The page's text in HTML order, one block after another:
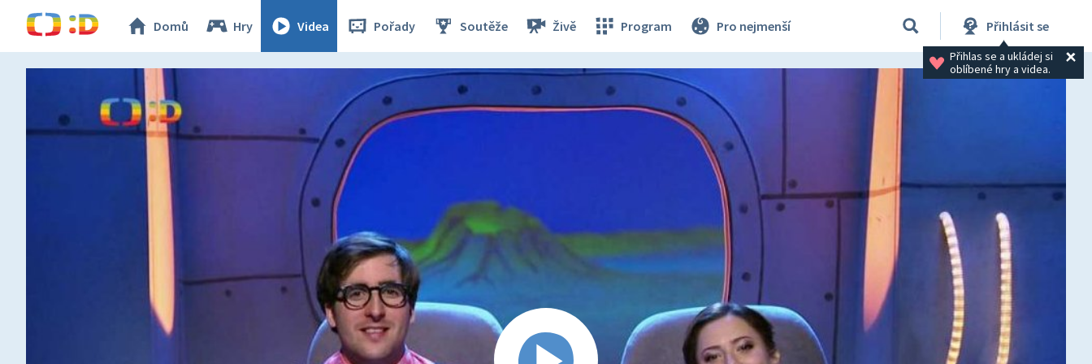
Domů Hry Videa Pořady Soutěže Živě Program Pro nejmenší Přihlásit se
Přihlas se a ukládej si
oblíbené hry a videa.